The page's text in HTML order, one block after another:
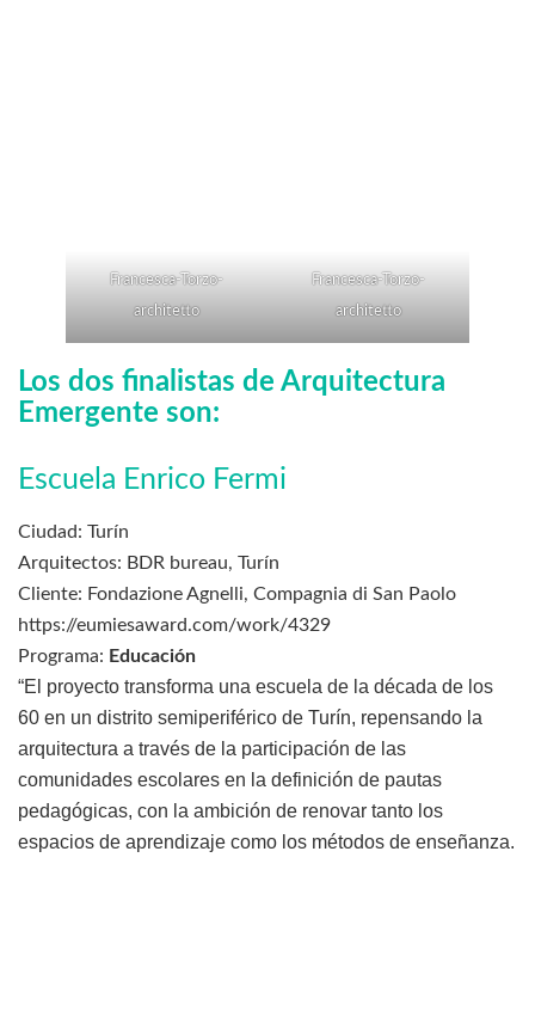
Francesca-Torzo-
architetto
Francesca-Torzo-
architetto
Los dos finalistas de Arquitectura
Emergente son:
Escuela Enrico Fermi
Ciudad: Turín
Arquitectos: BDR bureau, Turín
Cliente: Fondazione Agnelli, Compagnia di San Paolo
https://eumiesaward.com/work/4329
Programa: Educación
“El proyecto transforma una escuela de la década de los
60 en un distrito semiperiférico de Turín, repensando la
arquitectura a través de la participación de las
comunidades escolares en la definición de pautas
pedagógicas, con la ambición de renovar tanto los
espacios de aprendizaje como los métodos de enseñanza.